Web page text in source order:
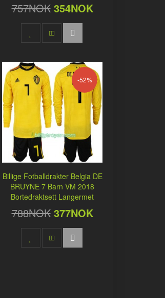
757NOK 354NOK
-52%
Billige Fotballdrakter Belgia DE
BRUYNE 7 Barn VM 2018
Bortedraktsett Langermet
788NOK 377NOK